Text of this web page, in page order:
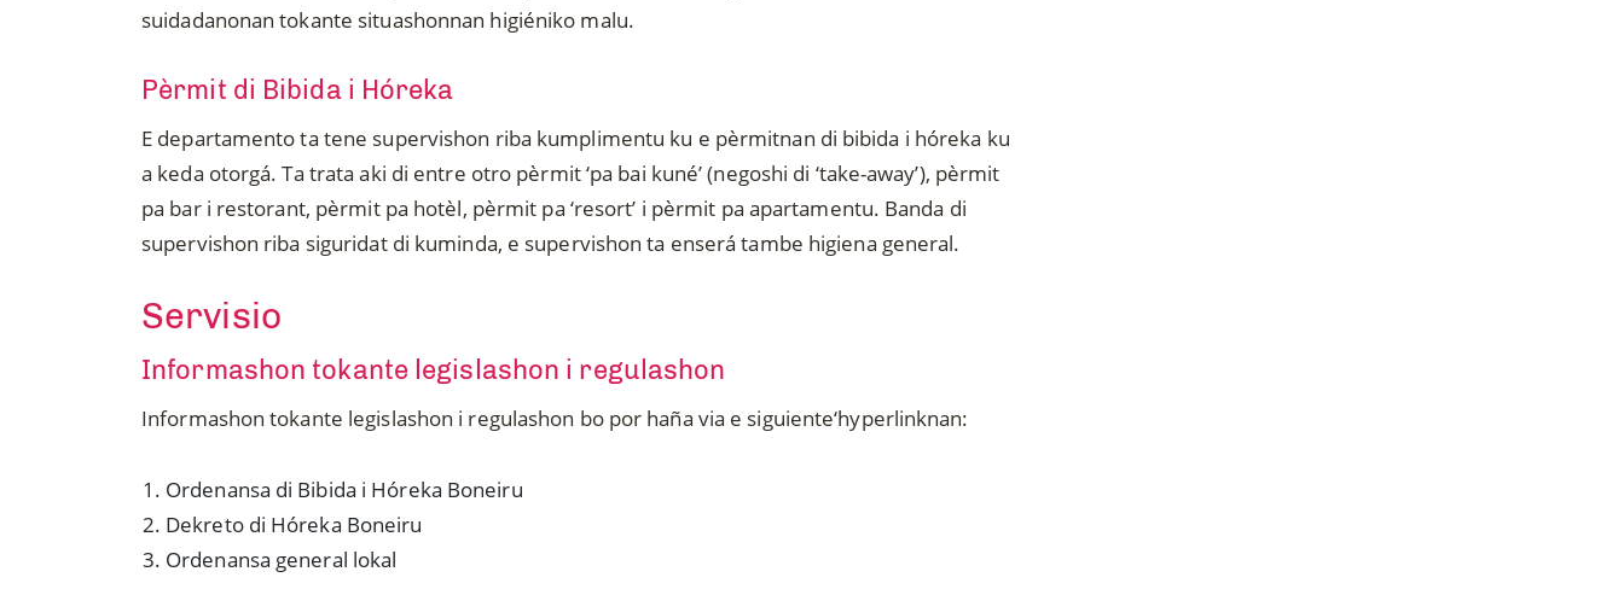
suidadanonan tokante situashonnan higiéniko malu.
Pèrmit di Bibida i Hóreka
E departamento ta tene supervishon riba kumplimentu ku e pèrmitnan di bibida i hóreka ku
a keda otorgá. Ta trata aki di entre otro pèrmit ‘pa bai kuné’ (negoshi di ‘take-away’), pèrmit
pa bar i restorant, pèrmit pa hotèl, pèrmit pa ‘resort’ i pèrmit pa apartamentu. Banda di
supervishon riba siguridat di kuminda, e supervishon ta enserá tambe higiena general.
Servisio
Informashon tokante legislashon i regulashon
Informashon tokante legislashon i regulashon bo por haña via e siguiente‘hyperlinknan:
Ordenansa di Bibida i Hóreka Boneiru
Dekreto di Hóreka Boneiru
Ordenansa general lokal